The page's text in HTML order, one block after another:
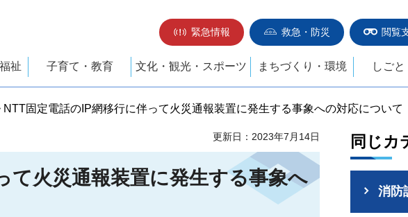
緊急情報
救急・防災 閲覧
祉 子育て・教育 文化・観光・スポーツ まちづくり・環境 しご
NTT固定電話のIP網移行に伴って火災通報装置に発生する事象への対応について
更新日：2023年7月14日
て火災通報装置に発生する事象へ
同じカ
消防